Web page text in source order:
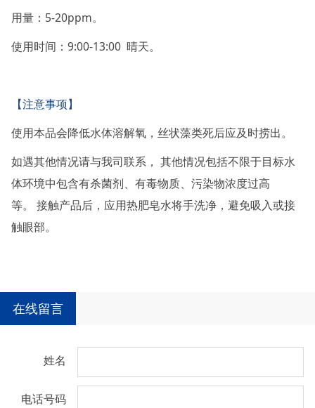
用量：5-20ppm。
使用时间：9:00-13:00 晴天。
【注意事项】
使用本品会降低水体溶解氧，丝状藻类死后应及时捞出。
如遇其他情况请与我司联系， 其他情况包括不限于目标水
体环境中包含有杀菌剂、有毒物质、污染物浓度过高
等。 接触产品后，应用热肥皂水将手洗净，避免吸入或接
触眼部。
在线留言
姓名
电话号码